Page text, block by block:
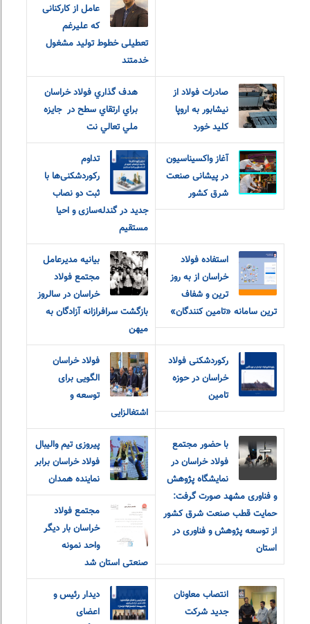
عامل از کارکنانی
که علیرغم
تعطیلی خطوط تولید مشغول
خدمتند
صادرات فولاد از
نیشابور به اروپا
کلید خورد
هدف گذاري فولاد خراسان
براي ارتقاي ‎سطح در ‎ جايزه
ملي تعالي نت
آغاز واکسیناسیون
در پیشانی صنعت
شرق کشور
تداوم
رکوردشکنی‌ها با
ثبت دو نصاب
جدید در گندله‌سازی و احیا
مستقیم
استفاده فولاد
خراسان از به روز
ترین و شفاف
ترین سامانه «تامین کنندگان»
بیانیه مدیرعامل
مجتمع فولاد
خراسان در سالروز
بازگشت سرافرازانه آزادگان به
میهن
رکوردشکنی فولاد
خراسان در حوزه
تامین
فولاد خراسان
الگویی برای
توسعه و
اشتغالزایی
با حضور مجتمع
فولاد خراسان در
نمایشگاه پژوهش
و فناوری مشهد صورت گرفت:
حمایت قطب صنعت شرق کشور
از توسعه پژوهش و فناوری در
استان
پیروزی تیم والیبال
فولاد خراسان برابر
نماینده همدان
مجتمع فولاد
خراسان بار دیگر
واحد نمونه
صنعتی استان شد
انتصاب معاونان
جدید شرکت
دیدار رئیس و
اعضای